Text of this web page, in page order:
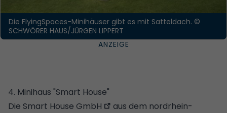
Die FlyingSpaces-Minihäuser gibt es mit Satteldach. ©
SCHWÖRER HAUS/JÜRGEN LIPPERT
4. Minihaus "Smart House"
Die Smart House GmbH
aus dem nordrhein-